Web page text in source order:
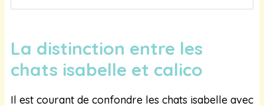
La distinction entre les
chats isabelle et calico
Il est courant de confondre les chats isabelle avec